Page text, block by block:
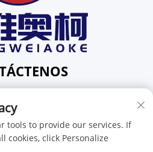
guangdong China
protected]
tools to provide our services. If
cookies, click Personalize